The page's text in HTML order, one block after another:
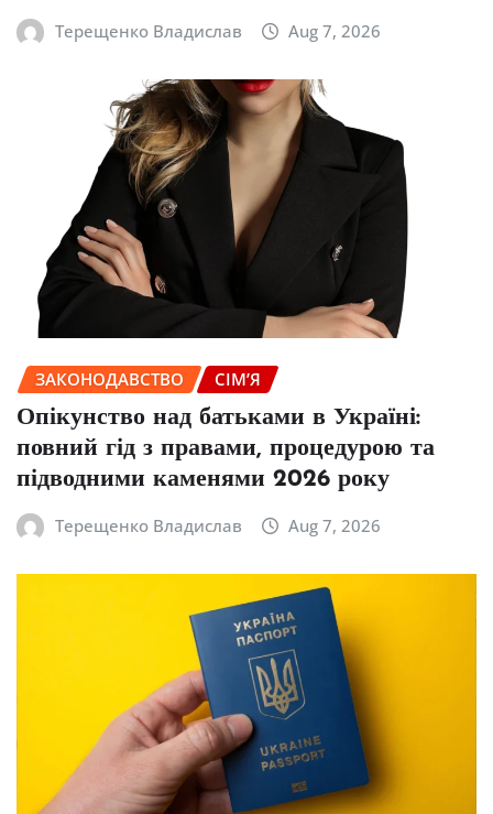
Терещенко Владислав Aug 7, 2026
ЗАКОНОДАВСТВО СІМ’Я
Опікунство над батьками в Україні:
повний гід з правами, процедурою та
підводними каменями 2026 року
Терещенко Владислав Aug 7, 2026